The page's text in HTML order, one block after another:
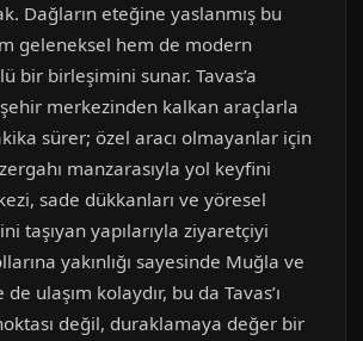
Dağların eteğine yaslanmış bu
geleneksel hem de modern
bir birleşimini sunar. Tavas’a
merkezinden kalkan araçlarla
sürer; özel aracı olmayanlar için
manzarasıyla yol keyfini
sade dükkanları ve yöresel
taşıyan yapılarıyla ziyaretçiyi
yakınlığı sayesinde Muğla ve
ulaşım kolaydır, bu da Tavas’ı
değil, duraklamaya değer bir